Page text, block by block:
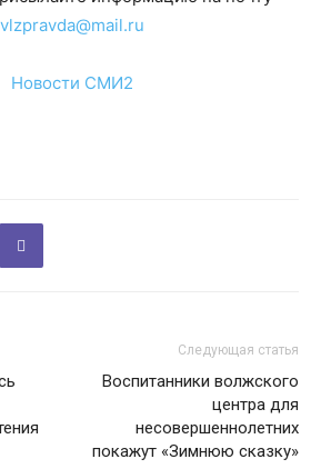
vlzpravda@mail.ru
Новости СМИ2
Следующая статья
Воспитанники волжского
центра для
несовершеннолетних
покажут «Зимнюю сказку»